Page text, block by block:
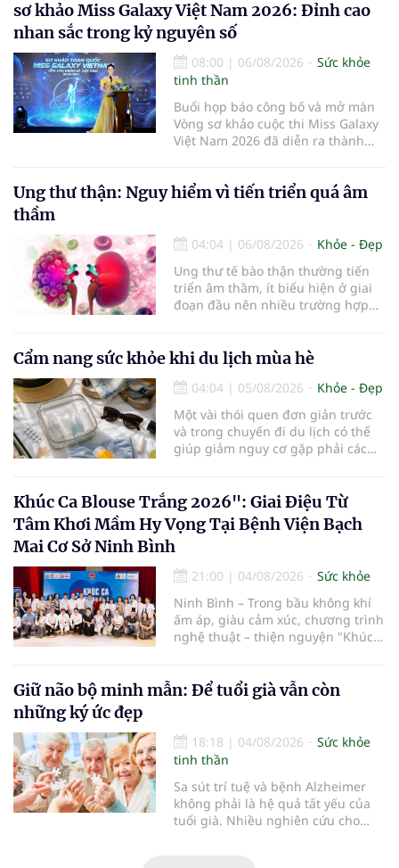
sơ khảo Miss Galaxy Việt Nam 2026: Đỉnh cao
nhan sắc trong kỷ nguyên số
08:00 | 06/08/2026
Sức khỏe
tinh thần
Buổi họp báo công bố và mở màn
Vòng sơ khảo cuộc thi Miss Galaxy
Việt Nam 2026 đã diễn ra thành
sắc quy mô, khác biệt và tiên
lĩnh, Văn hóa và Công nghệ số
Ung thư thận: Nguy hiểm vì tiến triển quá âm
thầm
04:04 | 06/08/2026
Khỏe - Đẹp
Ung thư tế bào thận thường tiến
triển âm thầm, ít biểu hiện ở giai
đoạn đầu nên nhiều trường hợp
Trường hợp một bệnh nhân 79 tuổi
có khối u tăng gấp đôi kích thước
chỉ sau 4 tháng theo dõi là lời cảnh
báo về sự cần thiết của việc khám
sức khỏe định kỳ, đặc biệt ở người
cao tuổi.
Cẩm nang sức khỏe khi du lịch mùa hè
04:04 | 05/08/2026
Khỏe - Đẹp
Một vài thói quen đơn giản trước
và trong chuyến đi du lịch có thể
giúp giảm nguy cơ gặp phải các
Khúc Ca Blouse Trắng 2026": Giai Điệu Từ
Tâm Khơi Mầm Hy Vọng Tại Bệnh Viện Bạch
Mai Cơ Sở Ninh Bình
21:00 | 04/08/2026
Sức khỏe
Ninh Bình – Trong bầu không khí
ấm áp, giàu cảm xúc, chương trình
nghệ thuật – thiện nguyện "Khúc
điểm dừng chân đầu tiên tại Bệnh
viện Bạch Mai cơ sở Ninh Bình.
Giữ não bộ minh mẫn: Để tuổi già vẫn còn
những ký ức đẹp
18:18 | 04/08/2026
Sức khỏe
tinh thần
Sa sút trí tuệ và bệnh Alzheimer
không phải là hệ quả tất yếu của
tuổi già. Nhiều nghiên cứu cho